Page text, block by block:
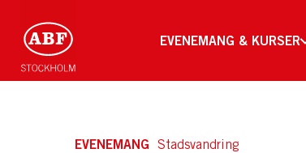
EVENEMANG & KURSER
EVENEMANG Stadsvandring